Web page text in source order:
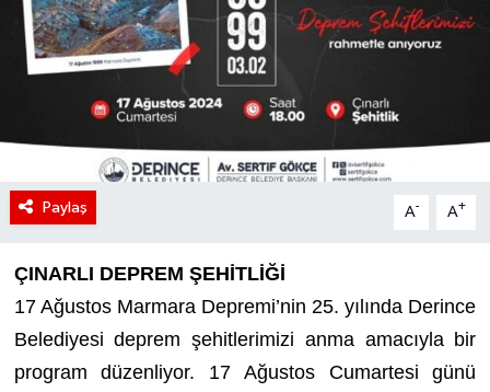
Paylaş A- A+
ÇINARLI DEPREM ŞEHİTLİĞİ
17 Ağustos Marmara Depremi’nin 25. yılında Derince
Belediyesi deprem şehitlerimizi anma amacıyla bir
program düzenliyor. 17 Ağustos Cumartesi günü